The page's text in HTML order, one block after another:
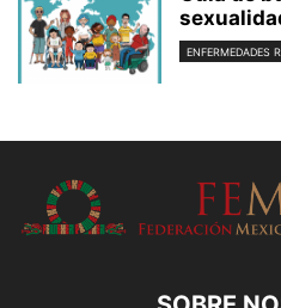
ENFERMEDADES